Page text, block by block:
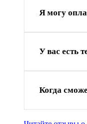
Я могу
У вас есть
Когда